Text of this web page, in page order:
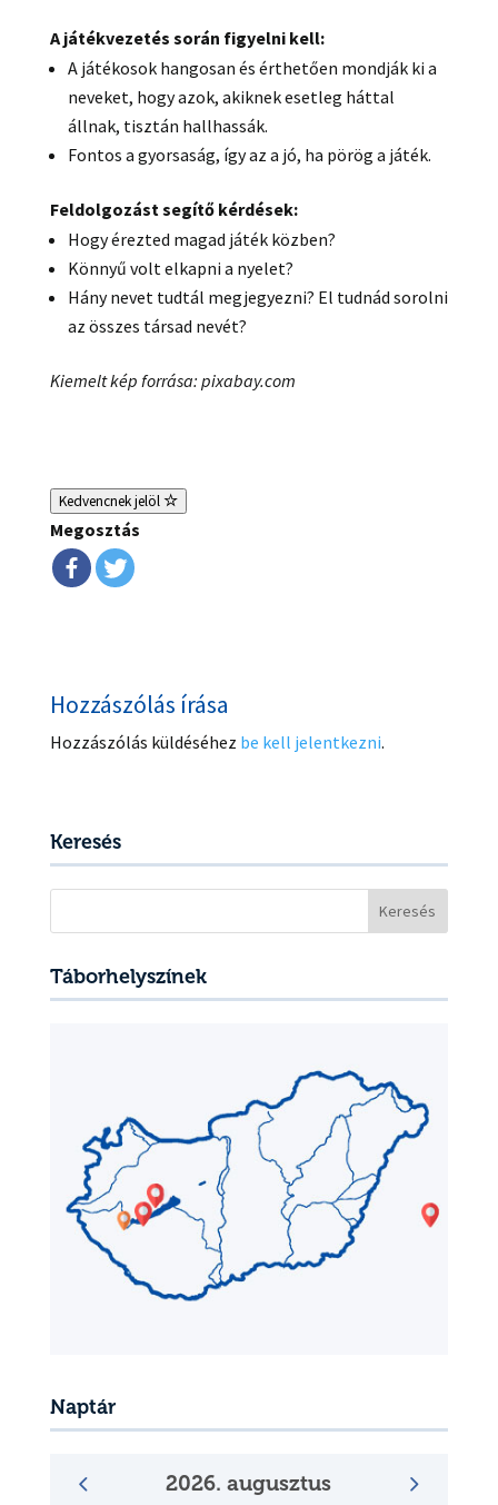
A játékvezetés során figyelni kell:
A játékosok hangosan és érthetően mondják ki a
neveket, hogy azok, akiknek esetleg háttal
állnak, tisztán hallhassák.
Fontos a gyorsaság, így az a jó, ha pörög a játék.
Feldolgozást segítő kérdések:
Hogy érezted magad játék közben?
Könnyű volt elkapni a nyelet?
Hány nevet tudtál megjegyezni? El tudnád sorolni
az összes társad nevét?
Kiemelt kép forrása: pixabay.com
Kedvencnek jelöl
Megosztás
Hozzászólás írása
Hozzászólás küldéséhez be kell jelentkezni.
Keresés
Táborhelyszínek
Naptár
2026. augusztus